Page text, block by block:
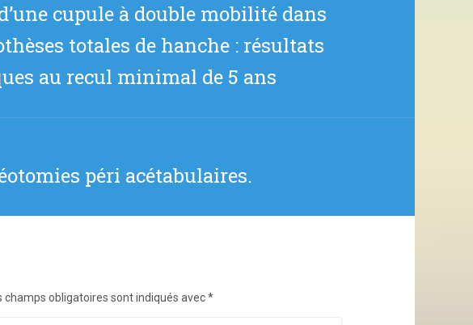
cupule à double mobilité dans
totales de hanche : résultats
au recul minimal de 5 ans
péri acétabulaires.
champs obligatoires sont indiqués avec*